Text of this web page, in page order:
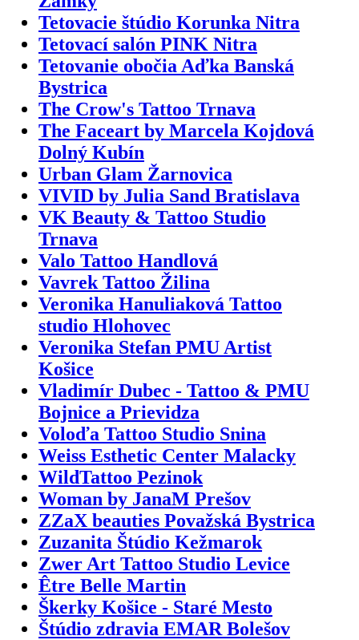
Tetovacie štúdio Korunka Nitra
Tetovací salón PINK Nitra
Tetovanie obočia Aďka Banská
Bystrica
The Crow's Tattoo Trnava
The Faceart by Marcela Kojdová
Dolný Kubín
Urban Glam Žarnovica
VIVID by Julia Sand Bratislava
VK Beauty & Tattoo Studio
Trnava
Valo Tattoo Handlová
Vavrek Tattoo Žilina
Veronika Hanuliaková Tattoo
studio Hlohovec
Veronika Stefan PMU Artist
Košice
Vladimír Dubec - Tattoo & PMU
Bojnice a Prievidza
Voloďa Tattoo Studio Snina
Weiss Esthetic Center Malacky
WildTattoo Pezinok
Woman by JanaM Prešov
ZZaX beauties Považská Bystrica
Zuzanita Štúdio Kežmarok
Zwer Art Tattoo Studio Levice
Être Belle Martin
Škerky Košice - Staré Mesto
Štúdio zdravia EMAR Bolešov